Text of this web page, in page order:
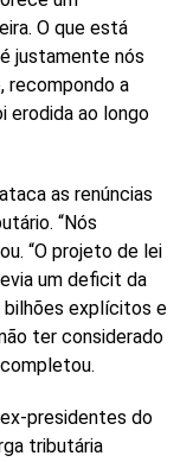
O que está
justamente nós
recompondo a
erodida ao longo
as renúncias
“Nós
“O projeto de lei
um deficit da
bilhões explícitos e
ter considerado
presidentes do
tributária